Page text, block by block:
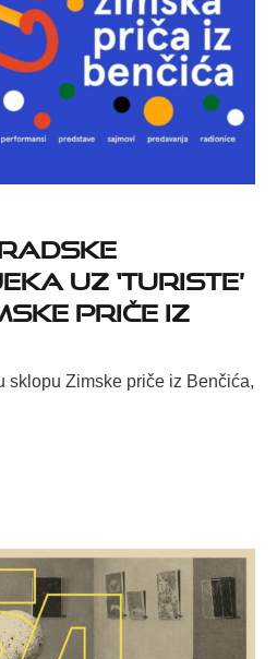
UZ ‘TURISTE’
PRIČE IZ
sklopu Zimske priče iz Benčića,